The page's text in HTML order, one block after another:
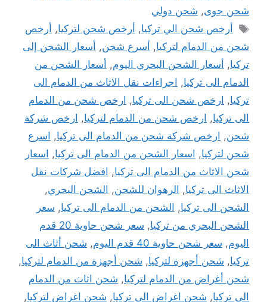
شحن جوى, شحن دولي
الوسوم
أرخص شحن الي تركيا, أرخص شحن لتركيا, أرخص
شحن من الدمام لتركيا, أسرع شحن, أسعار الشحن إلى
تركيا, أسعار الشحن البحري اليوم, أسعار الشحن من
الدمام الى تركيا, اجراءات نقل الاثاث من الدمام الى
تركيا, ارخص شحن الى تركيا, ارخص شحن من الدمام
الى تركيا, ارخص شحن من الدمام لتركيا, ارخص شركة
شحن, ارخص شركة شحن من الدمام الى تركيا, اسرع
شحن لتركيا, اسعار الشحن من الدمام الى تركيا, اسعار
شحن الاثاث من الدمام الى تركيا, افضل شركات نقل
الاثاث الى تركيا, الرهوان للشحن, الشحن البحري,
الشحن الى تركيا, الشحن من الدمام الى تركيا, سعر
الشحن البحري من تركيا,
سعر شحن حاوية 20 قدم
اليوم, سعر شحن حاوية 40 قدم اليوم , شحن أثاث الى
تركيا, شحن أجهزة لتركيا, شحن أجهزة من الدمام لتركيا,
شحن أغراض من الدمام لتركيا, شحن اثاث من الدمام
الى تركيا, شحن اغراض الى تركيا, شحن اغراض لتركيا,